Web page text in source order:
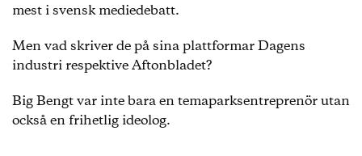
mest i svensk mediedebatt.
Men vad skriver de på sina plattformar Dagens
industri respektive Aftonbladet?
Big Bengt var inte bara en temaparksentreprenör utan
också en frihetlig ideolog.